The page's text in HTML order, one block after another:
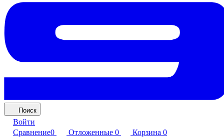
Поиск
Войти
Сравнение0 Отложенные 0 Корзина 0